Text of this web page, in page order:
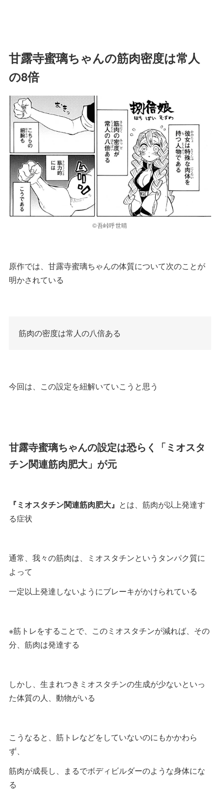
甘露寺蜜璃ちゃんの筋肉密度は常人
の8倍
©吾峠呼世晴
原作では、甘露寺蜜璃ちゃんの体質について次のことが
明かされている
筋肉の密度は常人の八倍ある
今回は、この設定を紐解いていこうと思う
甘露寺蜜璃ちゃんの設定は恐らく「ミオスタ
チン関連筋肉肥大」が元
『ミオスタチン関連筋肉肥大』 とは、筋肉が以上発達す
る症状
通常、我々の筋肉は、ミオスタチンというタンパク質に
よって
一定以上発達しないようにブレーキがかけられている
※筋トレをすることで、このミオスタチンが減れば、その
分、筋肉は発達する
しかし、生まれつきミオスタチンの生成が少ないといっ
た体質の人、動物がいる
こうなると、筋トレなどをしていないのにもかかわら
ず、
筋肉が成長し、まるでボディビルダーのような身体にな
る